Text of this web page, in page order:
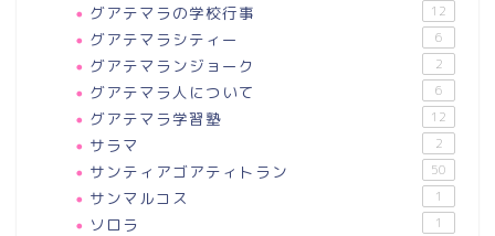
グアテマラの学校行事 12
グアテマラシティー 6
グアテマランジョーク 2
グアテマラ人について 6
グアテマラ学習塾 12
サラマ 2
サンティアゴアティトラン 50
サンマルコス 1
ソロラ 1